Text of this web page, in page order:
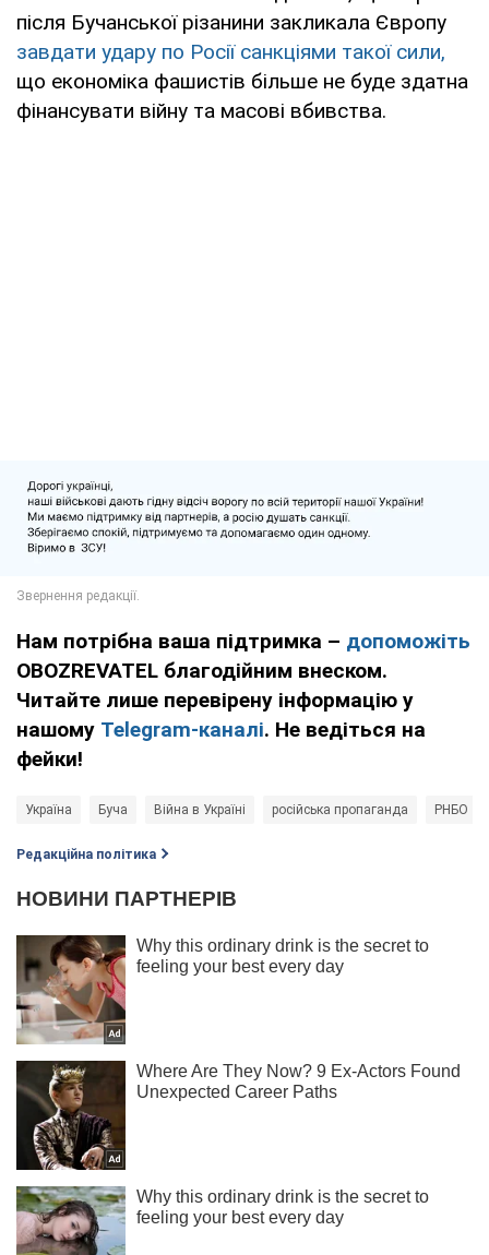
після Бучанської різанини закликала Європу
завдати удару по Росії санкціями такої сили,
що економіка фашистів більше не буде здатна
фінансувати війну та масові вбивства.
Нам потрібна ваша підтримка – допоможіть
OBOZREVATEL благодійним внеском.
Читайте лише перевірену інформацію у
нашому Telegram-каналі. Не ведіться на
фейки!
Україна Буча Війна в Україні російська пропаганда РНБО
Редакційна політика